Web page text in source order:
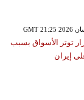
توتر الأسواق بسبب
إيران